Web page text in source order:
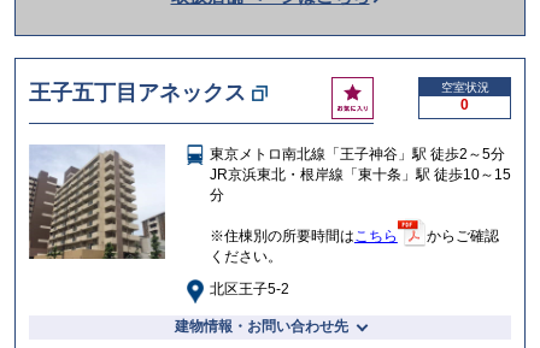
か
け
る
王子五丁目アネックス
お
気
入
り
空室状況
0
東京メトロ南北線「王子神谷」駅 徒歩2～5分
JR京浜東北・根岸線「東十条」駅 徒歩10～15
分
※住棟別の所要時間は こちら
からご確認
ください。
北区王子5-2
建物情報・お問い合わせ先